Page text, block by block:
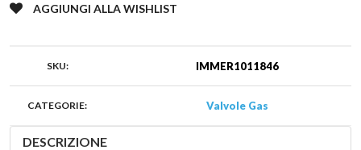
AGGIUNGI ALLA WISHLIST
SKU: IMMER1011846
CATEGORIE: Valvole Gas
DESCRIZIONE